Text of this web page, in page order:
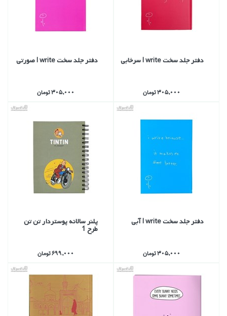
دفتر جلد سخت I write سرخابي
305,000 تومان
دفتر جلد سخت I write صورتي
305,000 تومان
دفتر جلد سخت I write آبي
305,000 تومان
پلنر سالانه پوستردار تن تن
طرح 1
699,000 تومان